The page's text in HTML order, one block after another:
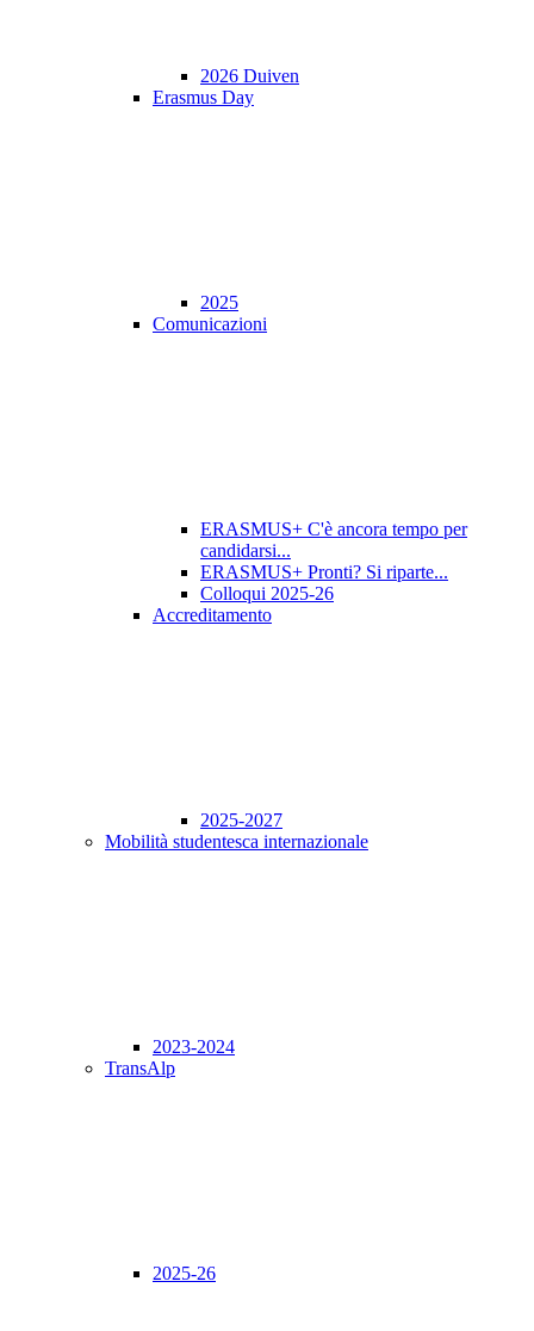
2026 Duiven
Erasmus Day
2025
Comunicazioni
ERASMUS+ C'è ancora tempo per
candidarsi...
ERASMUS+ Pronti? Si riparte...
Colloqui 2025-26
Accreditamento
2025-2027
Mobilità studentesca internazionale
2023-2024
TransAlp
2025-26